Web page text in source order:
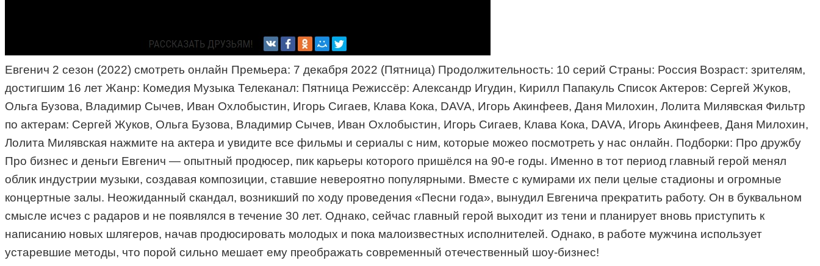
Евгенич 2 сезон (2022) смотреть онлайн Премьера: 7 декабря 2022 (Пятница) Продолжительность: 10 серий Страны: Россия Возраст: зрителям,
достигшим 16 лет Жанр: Комедия Музыка Телеканал: Пятница Режиссёр: Александр Игудин, Кирилл Папакуль Список Актеров: Сергей Жуков,
Ольга Бузова, Владимир Сычев, Иван Охлобыстин, Игорь Сигаев, Клава Кока, DAVA, Игорь Акинфеев, Даня Милохин, Лолита Милявская Фильтр
по актерам: Сергей Жуков, Ольга Бузова, Владимир Сычев, Иван Охлобыстин, Игорь Сигаев, Клава Кока, DAVA, Игорь Акинфеев, Даня Милохин,
Лолита Милявская нажмите на актера и увидите все фильмы и сериалы с ним, которые можео посмотреть у нас онлайн. Подборки: Про дружбу
Про бизнес и деньги Евгенич — опытный продюсер, пик карьеры которого пришёлся на 90-е годы. Именно в тот период главный герой менял
облик индустрии музыки, создавая композиции, ставшие невероятно популярными. Вместе с кумирами их пели целые стадионы и огромные
концертные залы. Неожиданный скандал, возникший по ходу проведения «Песни года», вынудил Евгенича прекратить работу. Он в буквальном
смысле исчез с радаров и не появлялся в течение 30 лет. Однако, сейчас главный герой выходит из тени и планирует вновь приступить к
написанию новых шлягеров, начав продюсировать молодых и пока малоизвестных исполнителей. Однако, в работе мужчина использует
устаревшие методы, что порой сильно мешает ему преображать современный отечественный шоу-бизнес!